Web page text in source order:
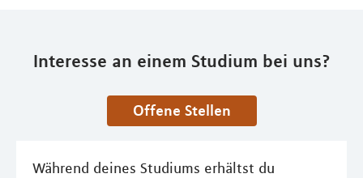
Interesse an einem Studium bei uns?
Offene Stellen
Während deines Studiums erhältst du